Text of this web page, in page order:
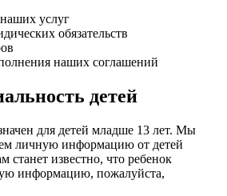
услуг
обязательств
наших соглашений
детей
для детей младше 13 лет. Мы
личную информацию от детей
станет известно, что ребенок
информацию, пожалуйста,